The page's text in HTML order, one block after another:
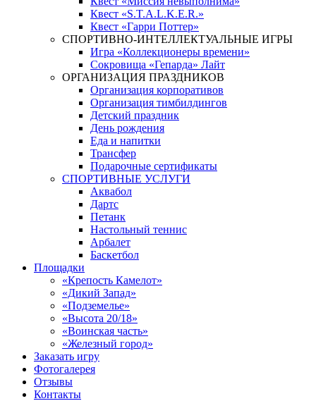
Квест «S.T.A.L.K.E.R.»
Квест «Гарри Поттер»
СПОРТИВНО-ИНТЕЛЛЕКТУАЛЬНЫЕ ИГРЫ
Игра «Коллекционеры времени»
Сокровища «Гепарда» Лайт
ОРГАНИЗАЦИЯ ПРАЗДНИКОВ
Организация корпоративов
Организация тимбилдингов
Детский праздник
День рождения
Еда и напитки
Трансфер
Подарочные сертификаты
СПОРТИВНЫЕ УСЛУГИ
Аквабол
Дартс
Петанк
Настольный теннис
Арбалет
Баскетбол
Площадки
«Крепость Камелот»
«Дикий Запад»
«Подземелье»
«Высота 20/18»
«Воинская часть»
«Железный город»
Заказать игру
Фотогалерея
Отзывы
Контакты